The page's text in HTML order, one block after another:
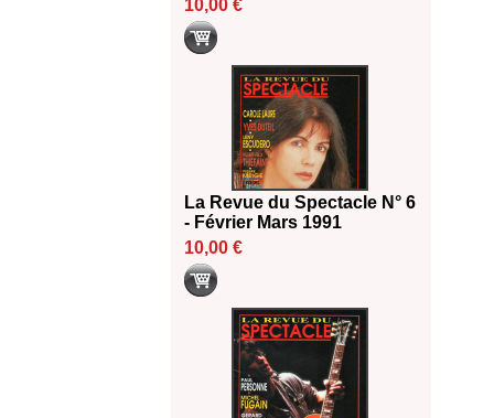
10,00 €
La Revue du Spectacle N° 6
- Février Mars 1991
10,00 €